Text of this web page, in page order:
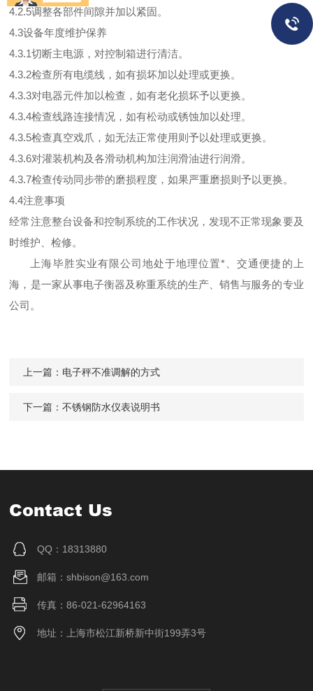
4.2.5调整各部件间隙并加以紧固。
4.3设备年度维护保养
4.3.1切断主电源，对控制箱进行清洁。
4.3.2检查所有电缆线，如有损坏加以处理或更换。
4.3.3对电器元件加以检查，如有老化损坏予以更换。
4.3.4检查线路连接情况，如有松动或锈蚀加以处理。
4.3.5检查真空戏爪，如无法正常使用则予以处理或更换。
4.3.6对灌装机构及各滑动机构加注润滑油进行润滑。
4.3.7检查传动同步带的磨损程度，如果严重磨损则予以更换。
4.4注意事项
经常注意整台设备和控制系统的工作状况，发现不正常现象要及
时维护、检修。
上海毕胜实业有限公司地处于地理位置*、交通便捷的上
海，是一家从事电子衡器及称重系统的生产、销售与服务的专业
公司。
上一篇： 电子秤不准调解的方式
下一篇：不锈钢防水仪表说明书
Contact Us
QQ：18313880
邮箱：shbison@163.com
传真：86-021-62964163
地址：上海市松江新桥新中街199弄3号